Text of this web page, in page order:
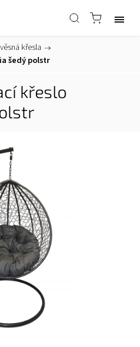
křesla /
šedý polstr
křeslo